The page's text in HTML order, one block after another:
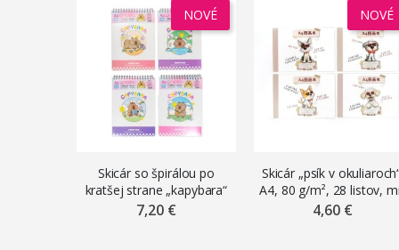
NOVÉ
Skicár so špirálou po
kratšej strane „kapybara“
, A4, 100 g/m², 45 listov,
7,20 €
NOVÉ
Skicár „psík v
A4, 80 g/m², 28 listov,
motívov
4,60 €